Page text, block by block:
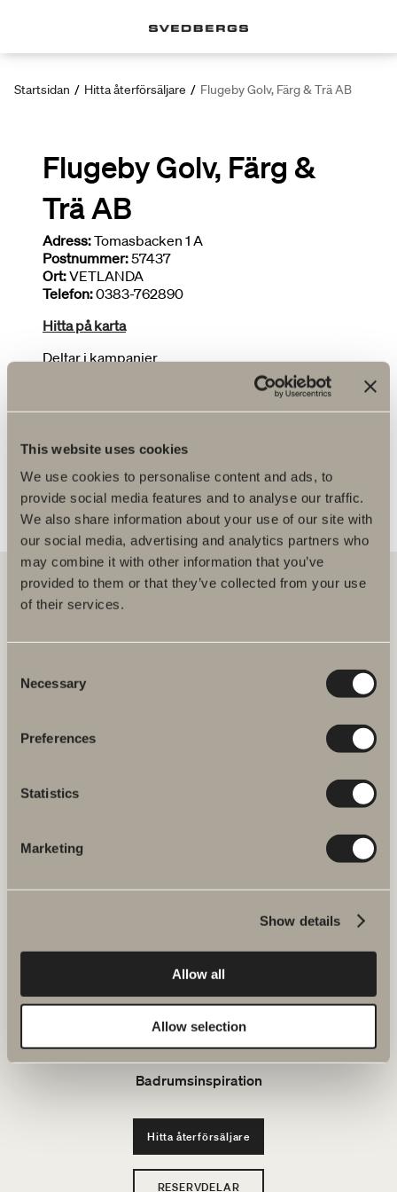
This website uses cookies
We use cookies to personalise content and ads, to
provide social media features and to analyse our traffic.
We also share information about your use of our site with
our social media, advertising and analytics partners who
may combine it with other information that you’ve
provided to them or that they’ve collected from your use
of their services.
Selection
Necessary
Preferences
Statistics
Marketing
Show details
Allow all
Allow selection
Startsidan / Hitta återförsäljare / Flugeby Golv, Färg & Trä AB
Flugeby Golv, Färg &
Trä AB
Adress:Tomasbacken 1 A
Postnummer:57437
Ort:VETLANDA
Telefon:0383-762890
Hitta på karta
Deltar i kampanjer
tvättställ och blandare till duschar, badkar, handdukstorkar och WC.
Svedbergs i Dalstorp AB
Klicka här för att komma till
Serier
Ritverktyg
Badrumsinspiration
Hitta återförsäljare
RESERVDELAR